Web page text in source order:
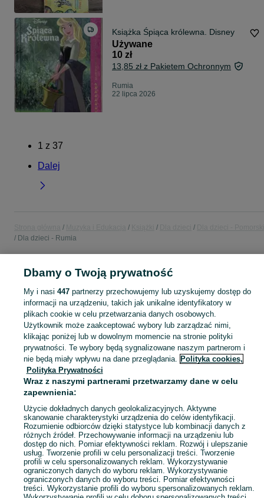
Książka Śpiąca królewna. Disney
Używane
10 zł
13,85 zł z Pakietem Ochronnym
Rumia
22 lipca 2026
1 z 37
Dalej
Dla dzieci - Rumia
POLSKA » POMORSKIE » RUMIA
KATEGORIA
Zobacz
Mapa kategorii
Mapa miejscowości
Mapa ministron
Popularne wyszukiwania
Dbamy o Twoją prywatność
My i nasi 447partnerzy przechowujemy lub uzyskujemy dostęp do
informacji na urządzeniu, takich jak unikalne identyfikatory w
plikach cookie w celu przetwarzania danych osobowych.
Użytkownik może zaakceptować wybory lub zarządzać nimi,
klikając poniżej lub w dowolnym momencie na stronie polityki
prywatności. Te wybory będą sygnalizowane naszym partnerom i
nie będą miały wpływu na dane przeglądania. Polityka cookies,
Polityka Prywatności
Wraz z naszymi partnerami przetwarzamy dane w celu
zapewnienia:
Użycie dokładnych danych geolokalizacyjnych. Aktywne
skanowanie charakterystyki urządzenia do celów identyfikacji.
Rozumienie odbiorców dzięki statystyce lub kombinacji danych z
różnych źródeł. Przechowywanie informacji na urządzeniu lub
dostęp do nich. Pomiar efektywności reklam. Rozwój i ulepszanie
usług. Tworzenie profili w celu personalizacji treści. Tworzenie
profili w celu spersonalizowanych reklam. Wykorzystywanie
ograniczonych danych do wyboru reklam. Wykorzystywanie
ograniczonych danych do wyboru treści. Pomiar efektywności
treści. Wykorzystanie profili do wyboru spersonalizowanych reklam.